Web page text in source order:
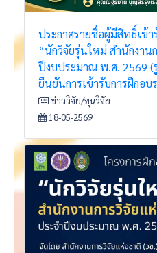
ประกาศรายชื่อผู้มีสิทธิ์เข้
“นักวิจัยรุ่นใหม่ สำนักงาน
ปีงบประมาณ พ.ศ. 2569 (
ยืนยันการเข้ารับการฝึกอบรม
ข่าววิจัย/ทุนวิจัย